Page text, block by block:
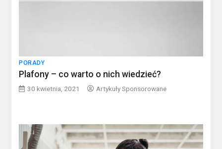
PORADY
Plafony – co warto o nich wiedzieć?
30 kwietnia, 2021 Artykuły Sponsorowane